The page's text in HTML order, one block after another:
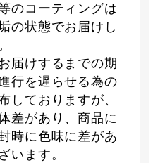
のコーティングは
の状態でお届けし
届けするまでの期
行を遅らせる為の
しておりますが、
差があり、商品に
時に色味に差があ
います。